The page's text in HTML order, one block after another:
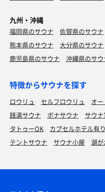
九州・沖縄
福岡県のサウナ 佐賀県のサウナ
熊本県のサウナ
大分県のサウナ
鹿児島県のサウナ
沖縄県のサウ
特徴からサウナを探す
ロウリュ セルフロウリュ オ
銭湯サウナ
ボナサウナ サウ
タトゥーOK
カプセルホテル有り
テントサウナ
サウナ小屋 湖